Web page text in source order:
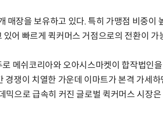
매장을 보유하고 있다. 특히 가맹점 비중이
어 빠르게 퀵커머스 거점으로의 전환이 가
메쉬코리아와 오아시스마켓이 합작법인
경쟁이 치열한 가운데 이마트가 본격 가세
믹으로 급속히 커진 글로벌 퀵커머스 시장